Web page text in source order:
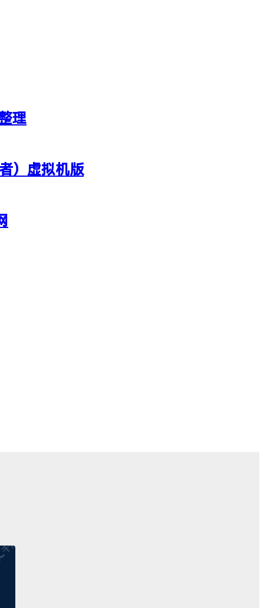
理
）虚拟机版